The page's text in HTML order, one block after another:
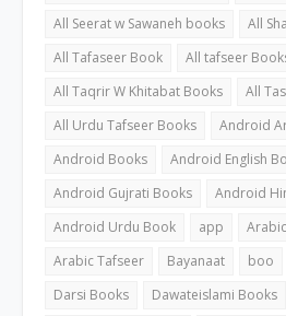
All Seerat w Sawaneh books
All
All Tafaseer Book
All tafseer
All Taqrir W Khitabat Books
All
All Urdu Tafseer Books
Android
Android Books
Android English
Android Gujrati Books
Android
Android Urdu Book
app
Arabic Tafseer
Bayanaat boo
Darsi Books
Dawateislami Books